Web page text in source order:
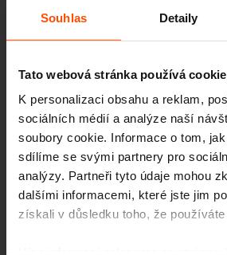
Souhlas Detaily
Tato webová stránka používá
K personalizaci obsahu a reklam,
sociálních médií a analýze naší
soubory cookie. Informace o tom,
sdílíme se svými partnery pro
analýzy. Partneři tyto údaje mohou
dalšími informacemi, které jste jim
získali v důsledku toho, že
Předchozí